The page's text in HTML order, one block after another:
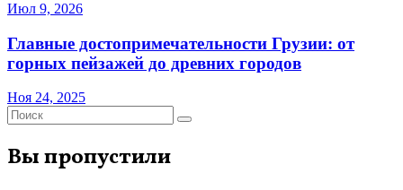
Июл 9, 2026
Главные достопримечательности Грузии: от
горных пейзажей до древних городов
Ноя 24, 2025
Вы пропустили